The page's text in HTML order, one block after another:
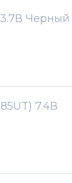
Черный
7.4В